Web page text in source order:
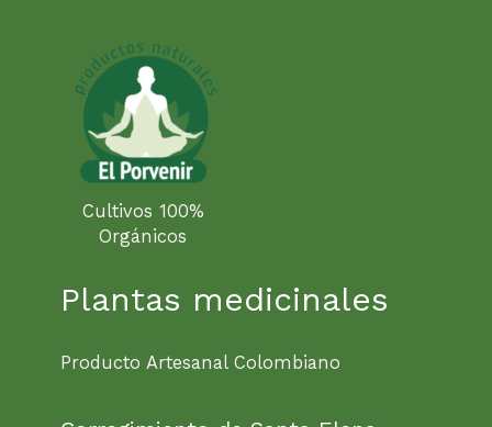
Cultivos 100%
Orgánicos
Plantas medicinales
Producto Artesanal Colombiano